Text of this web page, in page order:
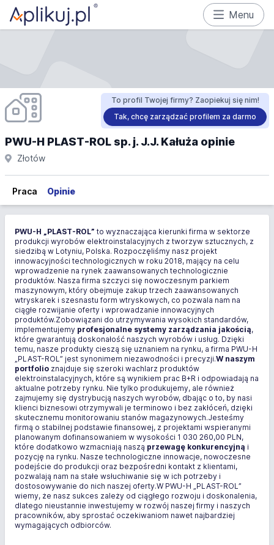
Menu
To profil Twojej firmy? Zaopiekuj się nim!
Tak, chcę zarządzać profilem za darmo
PWU-H PLAST-ROL sp. j. J.J. Kałuża opinie
Złotów
Praca Opinie
PWU-H „PLAST-ROL” to wyznaczająca kierunki firma w sektorze
produkcji wyrobów elektroinstalacyjnych z tworzyw sztucznych, z
siedzibą w Lotyniu, Polska. Rozpoczęliśmy nasz projekt
innowacyjności technologicznych w roku 2018, mający na celu
wprowadzenie na rynek zaawansowanych technologicznie
produktów. Nasza firma szczyci się nowoczesnym parkiem
maszynowym, który obejmuje zakup trzech zaawansowanych
wtryskarek i szesnastu form wtryskowych, co pozwala nam na
ciągłe rozwijanie oferty i wprowadzanie innowacyjnych
produktów.Zobowiązani do utrzymywania wysokich standardów,
implementujemy profesjonalne systemy zarządzania jakością,
które gwarantują doskonałość naszych wyrobów i usług. Dzięki
temu, nasze produkty cieszą się uznaniem na rynku, a firma PWU-H
„PLAST-ROL” jest synonimem niezawodności i precyzji.W naszym
portfolio znajduje się szeroki wachlarz produktów
elektroinstalacyjnych, które są wynikiem prac B+R i odpowiadają na
aktualne potrzeby rynku. Nie tylko produkujemy, ale również
zajmujemy się dystrybucją naszych wyrobów, dbając o to, by nasi
klienci biznesowi otrzymywali je terminowo i bez zakłóceń, dzięki
skutecznemu monitorowaniu stanów magazynowych.Jesteśmy
firmą o stabilnej podstawie finansowej, z projektami wspieranymi
planowanym dofinansowaniem w wysokości 1 030 260,00 PLN,
które dodatkowo wzmacniają naszą przewagę konkurencyjną i
pozycję na rynku. Nasze technologiczne innowacje, nowoczesne
podejście do produkcji oraz bezpośredni kontakt z klientami,
pozwalają nam na stałe wsłuchiwanie się w ich potrzeby i
dostosowywanie do nich naszej oferty.W PWU-H „PLAST-ROL”
wiemy, że nasz sukces zależy od ciągłego rozwoju i doskonalenia,
dlatego nieustannie inwestujemy w rozwój naszej firmy i naszych
pracowników, aby sprostać oczekiwaniom nawet najbardziej
wymagających odbiorców.